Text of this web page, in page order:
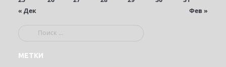
« Дек Фев »
иМЕТКИ